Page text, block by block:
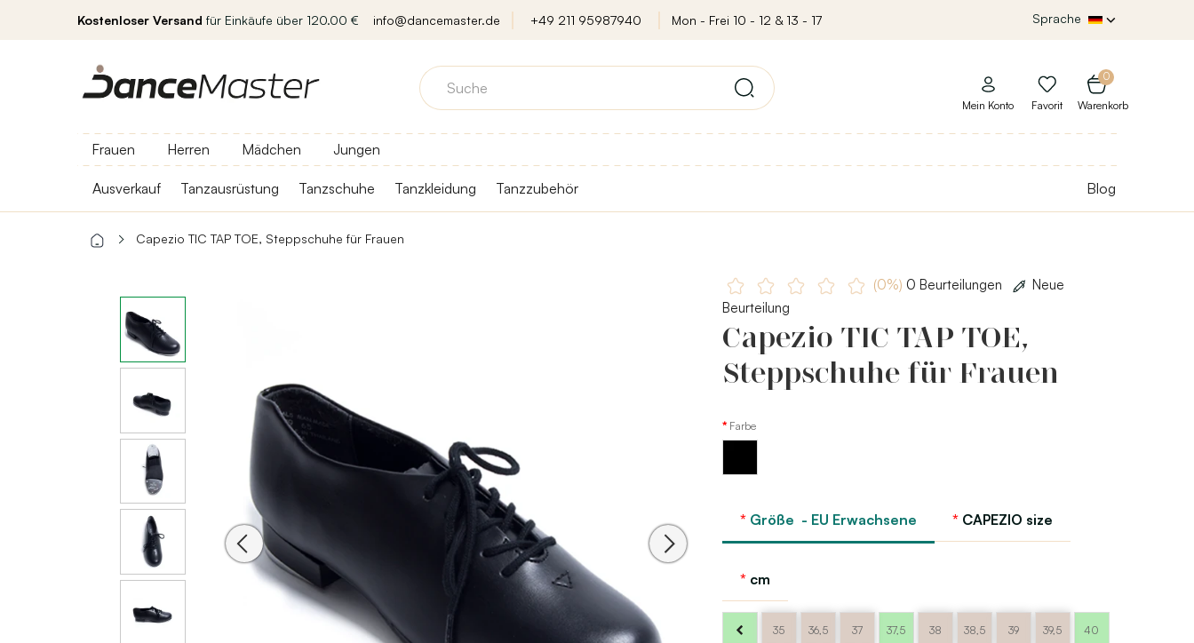
Kostenloser Versand für Einkäufe über 120.00 € info@dancemaster.de +49 211 95987940 Mon - Frei 10 - 12 & 13 - 17 Sprache
0
Warenkorb
Mein Konto Favorit
Frauen Herren Mädchen Jungen
Ausverkauf Tanzausrüstung Tanzschuhe Tanzkleidung Tanzzubehör Blog
Capezio TIC TAP TOE, Steppschuhe für Frauen
(0%) 0 Beurteilungen
Neue
Beurteilung
Capezio TIC TAP TOE,
Steppschuhe für Frauen
Farbe
Größe - EU Erwachsene CAPEZIO size
cm
35 36,5 37 37,5 38 38,5 39 39,5 40